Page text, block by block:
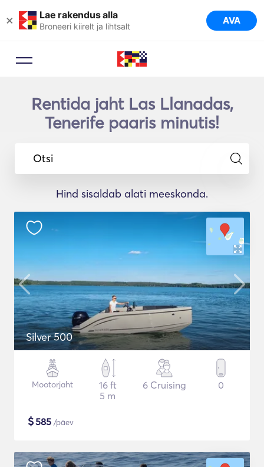
× Lae rakendus alla
Broneeri kiirelt ja lihtsalt AVA
Rentida jaht Las Llanadas,
Tenerife paaris minutis!
Otsi
Hind sisaldab alati meeskonda.
Silver 500
Mootorjaht
16 ft
5 m
6 Cruising 0
$585 /päev